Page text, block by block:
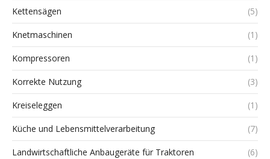
Kettensägen (5)
Knetmaschinen (1)
Kompressoren (1)
Korrekte Nutzung (3)
Kreiseleggen (1)
Küche und Lebensmittelverarbeitung (7)
Landwirtschaftliche Anbaugeräte für Traktoren (6)